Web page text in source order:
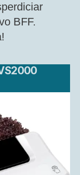
BFF.